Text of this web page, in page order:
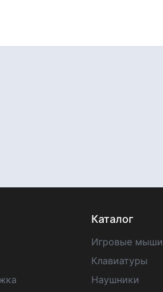
Каталог
Игровые мыши
Клавиатуры
Наушники